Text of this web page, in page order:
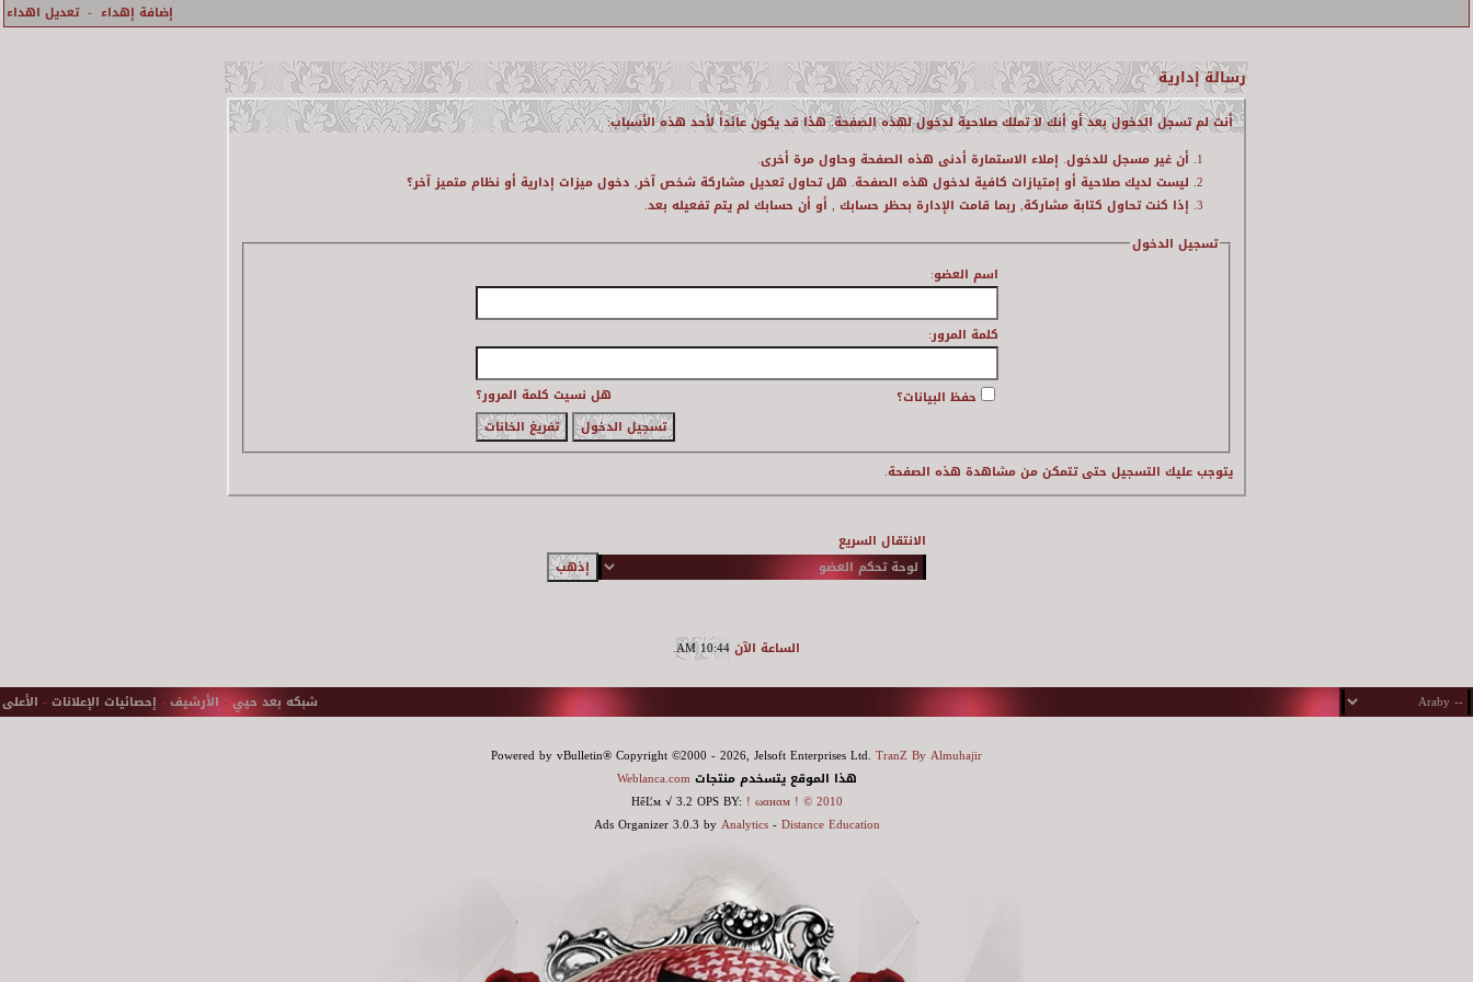
إضافة إهداء -تعديل اهداء
رسالة إدارية
أنت لم تسجل الدخول بعد أو أنك لا تملك صلاحية لدخول لهذه الصفحة. هذا قد يكون عائداً لأحد هذه الأسباب:
أن غير مسجل للدخول. إملاء الاستمارة أدنى هذه الصفحة وحاول مرة أخرى.
ليست لديك صلاحية أو إمتيازات كافية لدخول هذه الصفحة. هل تحاول تعديل مشاركة شخص آخر, دخول ميزات إدارية أو نظام متميز آخر؟
إذا كنت تحاول كتابة مشاركة, ربما قامت الإدارة بحظر حسابك , أو أن حسابك لم يتم تفعيله بعد.
تسجيل الدخول
اسم العضو:
كلمة المرور:
هل نسيت كلمة المرور؟ حفظ البيانات؟
يتوجب عليك التسجيل حتى تتمكن من مشاهدة هذه الصفحة.
الانتقال السريع
الساعة الآن10:44 AM
.
شبكه بعد حيي- الأرشيف - إحصائيات الإعلانات - الأعلى
Powered by vBulletin® Copyright ©2000 - 2026, Jelsoft Enterprises Ltd. TranZ By Almuhajir
هذا الموقع يتسخدم منتجاتWeblanca.com
HêĽм √ 3.2 OPS BY: ! ωαнαм ! © 2010
Ads Organizer 3.0.3 byAnalytics-Distance Education